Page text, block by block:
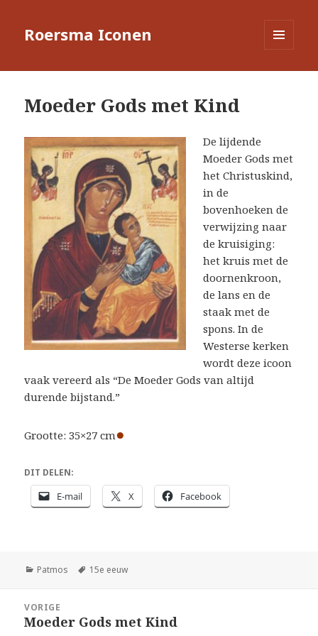
Roersma Iconen
Moeder Gods met Kind
De lijdende
Moeder Gods met
het Christuskind,
in de
bovenhoeken de
verwijzing naar
de kruisiging:
het kruis met de
doornenkroon,
de lans en de
staak met de
spons. In de
Westerse kerken
wordt deze icoon
vaak vereerd als “De Moeder Gods van altijd
durende bijstand.”
Grootte: 35×27 cm●
DIT DELEN:
E-mail X Facebook
Categorieën
Patmos Tags
15e eeuw
navigatie
VORIGE
Vorig
Moeder Gods met Kind